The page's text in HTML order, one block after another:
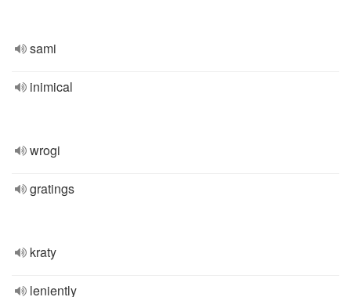
sami
inimical
wrogi
gratings
kraty
leniently